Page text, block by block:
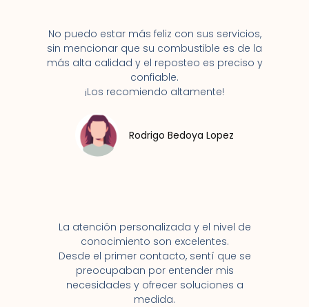
No puedo estar más feliz con sus servicios,
sin mencionar que su combustible es de la
más alta calidad y el reposteo es preciso y
confiable.
¡Los recomiendo altamente!
Rodrigo Bedoya Lopez
La atención personalizada y el nivel de
conocimiento son excelentes.
Desde el primer contacto, sentí que se
preocupaban por entender mis
necesidades y ofrecer soluciones a
medida.